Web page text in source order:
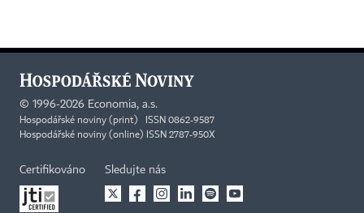
© 1996-2026 Economia, a.s.
Hospodářské noviny (print) ISSN 0862-9587
Hospodářské noviny (online) ISSN 2787-950X
Certifikováno Sledujte nás